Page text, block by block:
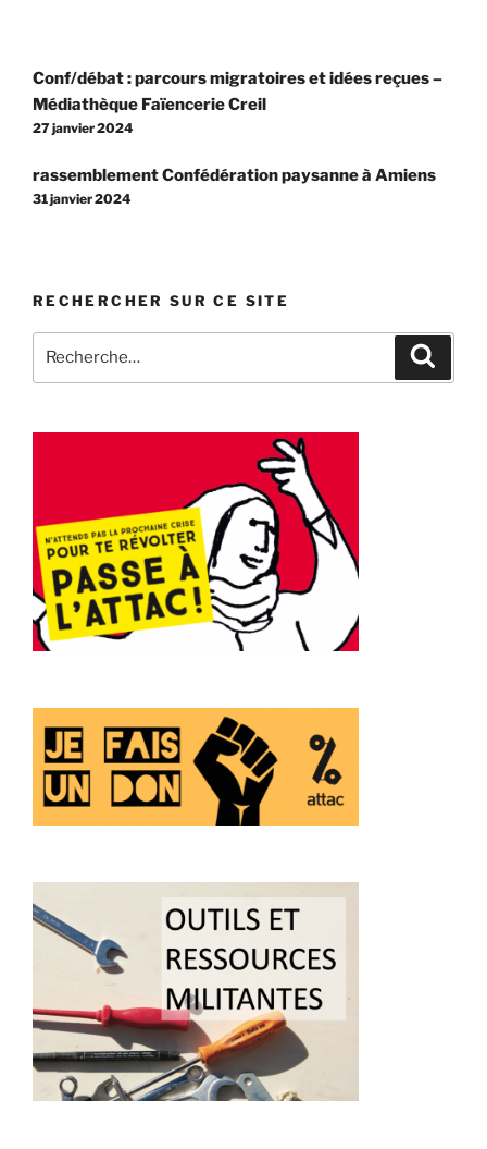
de
l’article
Conf/débat : parcours migratoires et idées reçues –
Médiathèque Faïencerie Creil
27 janvier 2024
rassemblement Confédération paysanne à Amiens
31 janvier 2024
RECHERCHER SUR CE SITE
pour